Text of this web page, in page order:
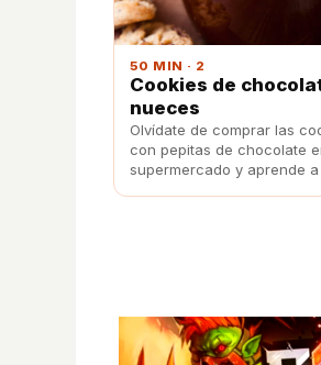
50 MIN · 2
Cookies de
nueces
Olvídate de comprar las
con pepitas de chocolate
supermercado y aprende